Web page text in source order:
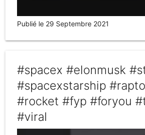
Publié le 29 Septembre 2021
#spacex #elonmusk
#spacexstarship
#rocket #fyp #foryou
#viral